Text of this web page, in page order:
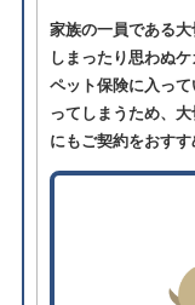
家族の一員である
しまったり思わぬ
ペット保険に入っ
ってしまうため、
にもご契約をおすす